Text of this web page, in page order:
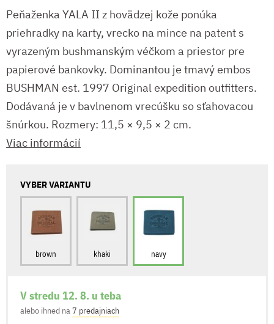
Peňaženka YALA II z hovädzej kože ponúka
priehradky na karty, vrecko na mince na patent s
vyrazeným bushmanským véčkom a priestor pre
papierové bankovky. Dominantou je tmavý embos
BUSHMAN est. 1997 Original expedition outfitters.
Dodávaná je v bavlnenom vrecúšku so sťahovacou
šnúrkou. Rozmery: 11,5 × 9,5 × 2 cm.
Viac informácií
VYBER VARIANTU
brown khaki navy
V stredu 12. 8. u teba
alebo ihned na7 predajniach